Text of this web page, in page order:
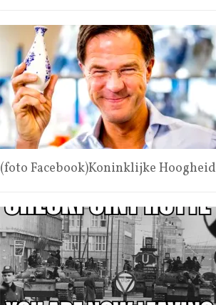
(foto Facebook)Koninklijke Hoogheid